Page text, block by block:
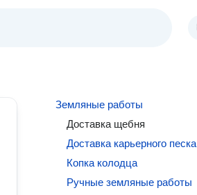
Земляные работы
Доставка щебня
Доставка карьерного песка
Копка колодца
Ручные земляные работы